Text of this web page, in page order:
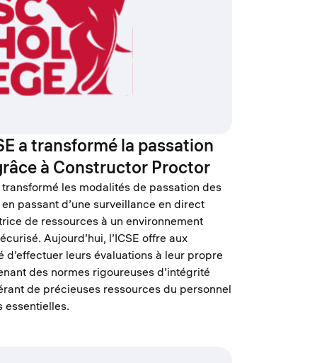
a transformé la passation
à Constructor Proctor
les modalités de passation des
en passant d’une surveillance en direct
de ressources à un environnement
Aujourd’hui, l’ICSE offre aux
leurs évaluations à leur propre
des normes rigoureuses d’intégrité
de précieuses ressources du personnel
essentielles.